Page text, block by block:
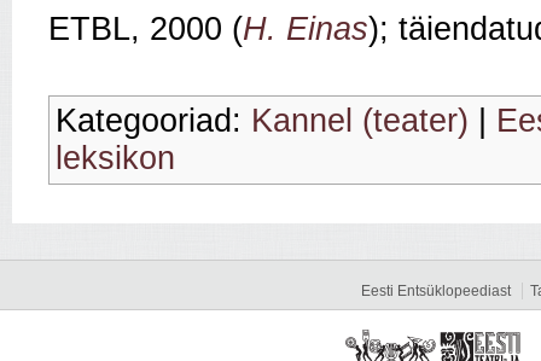
ETBL, 2000 (H. Einas);
Kategooriad: Kannel (teater)
leksikon
Eesti Entsüklopeediast